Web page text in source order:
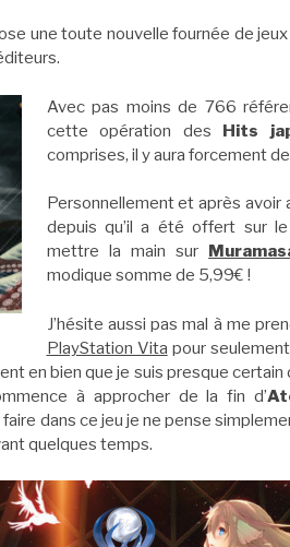
une toute nouvelle fournée de
Avec pas moins de 766
cette opération des Hits
comprises, il y aura forcement
Personnellement et après avoir
depuis qu’il a été offert sur le
mettre la main sur
modique somme de 5,99€ !
J’hésite aussi pas mal à me
PlayStation Vita pour
en bien que je suis presque certain
à approcher de la fin d’
dans ce jeu je ne pense
quelques temps.